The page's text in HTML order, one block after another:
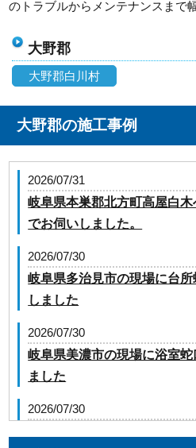
のトラブルからメンテナンスまで
大野郡
大野郡白川村
大野郡の施工事例
2026/07/31
岐阜県本巣郡北方町高屋白
でお伺いしました。
2026/07/30
岐阜県多治見市の現場に台
しました
2026/07/30
岐阜県美濃市の現場に浴室
ました
2026/07/30